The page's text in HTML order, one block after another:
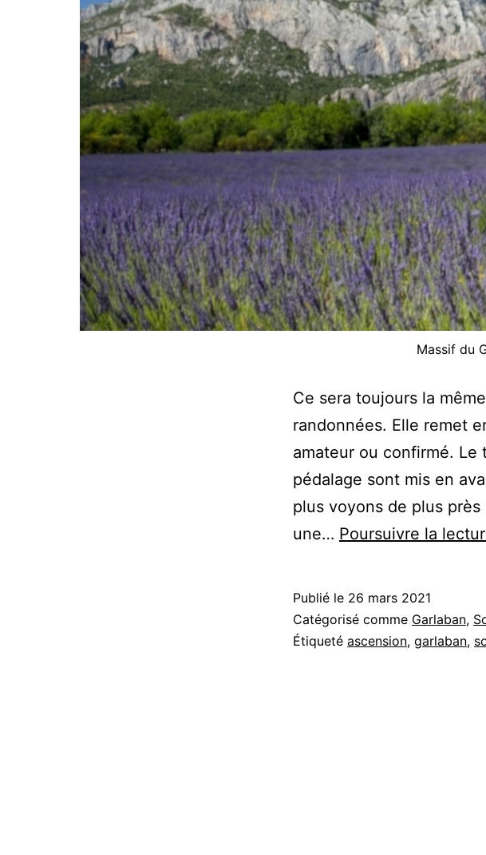
Massif du
Ce sera toujours la
randonnées. Elle remet
amateur ou confirmé.
pédalage sont mis en
plus voyons de plus
une… Poursuivre la
Publié le 26 mars 2021
Catégorisé comme Garlaban,
Étiqueté ascension, garlaban,